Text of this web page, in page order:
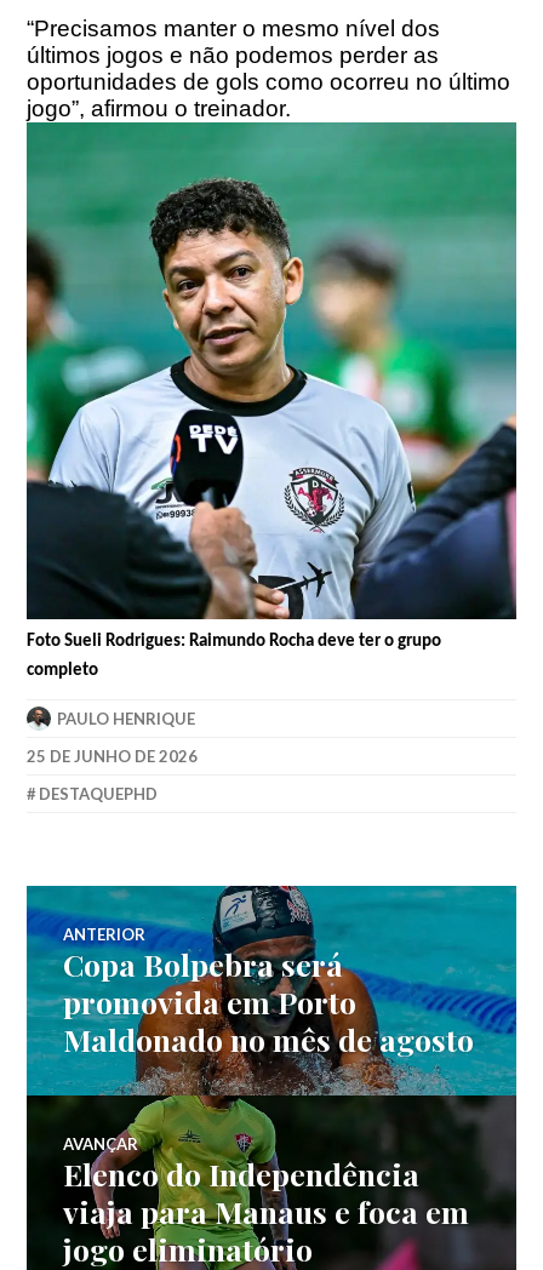
“Precisamos manter o mesmo nível dos
últimos jogos e não podemos perder as
oportunidades de gols como ocorreu no último
jogo”, afirmou o treinador.
Foto Sueli Rodrigues: Raimundo Rocha deve ter o grupo
completo
PAULO HENRIQUE
25 DE JUNHO DE 2026
DESTAQUEPHD
ANTERIOR
Copa Bolpebra será
promovida em Porto
Maldonado no mês de agosto
AVANÇAR
Elenco do Independência
viaja para Manaus e foca em
jogo eliminatório